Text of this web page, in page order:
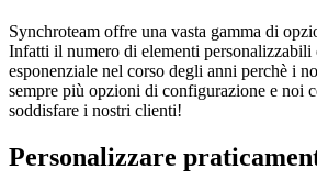
Synchroteam offre una vasta gamma di
Infatti il numero di elementi personalizzabili
esponenziale nel corso degli anni perchè i
sempre più opzioni di configurazione e noi
soddisfare i nostri clienti!
Personalizzare